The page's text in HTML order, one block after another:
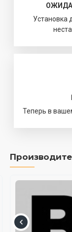
Установка
Теперь в